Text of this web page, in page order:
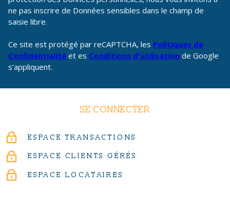
ne pas inscrire de Données sensibles dans le champ de
saisie libre.
Ce site est protégé par reCAPTCHA, les Politiques de
Confidentialité et es Conditions d'utilisation de Google
s'appliquent.
SE CONNECTER
ESPACE TRANSACTIONS
ESPACE CLIENTS GÉRÉS
ESPACE LOCATAIRES